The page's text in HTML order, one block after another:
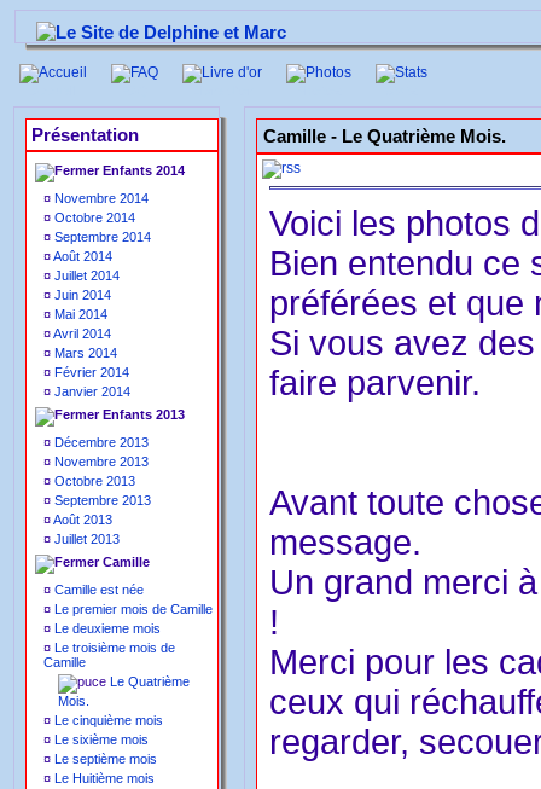
Présentation
Enfants 2014
¤ Novembre 2014
¤ Octobre 2014
¤ Septembre 2014
¤Août 2014
¤ Juillet 2014
¤ Juin 2014
¤ Mai 2014
¤Avril 2014
¤ Mars 2014
¤ Février 2014
¤ Janvier 2014
Enfants 2013
¤ Décembre 2013
¤ Novembre 2013
¤ Octobre 2013
¤ Septembre 2013
¤Août 2013
¤ Juillet 2013
Camille
¤ Camille est née
¤ Le premier mois de Camille
¤ Le deuxieme mois
¤ Le troisième mois de
Camille
Le Quatrième
Mois.
¤ Le cinquième mois
¤ Le sixième mois
¤ Le septième mois
¤ Le Huitième mois
Camille - Le Quatrième Mois.
Voici les photos
Bien entendu ce
préférées et que
Si vous avez
faire parvenir.
Avant toute
message.
Un grand merci
!
Merci pour les
ceux qui
regarder,